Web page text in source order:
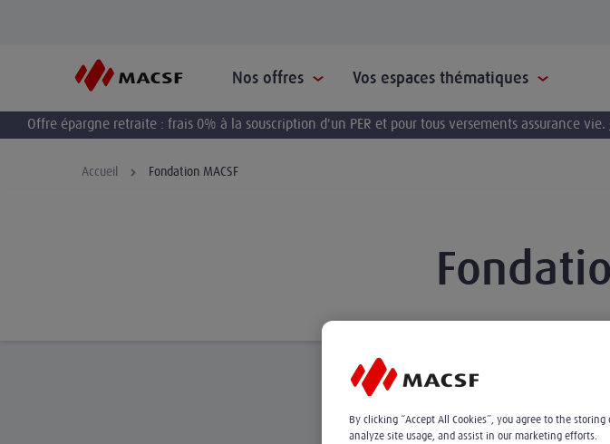
Nos offres Vos espaces thématiques
Offre épargne retraite : frais 0% à la souscription d'un PER et pour tous versements assurance vie.
Accueil Fondation MACSF
By clicking “Accept All Cookies”, you agree to the
analyze site usage, and assist in our marketing efforts.